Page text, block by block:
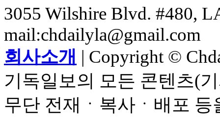
3055 Wilshire Blvd. #480,
mail:chdailyla@gmail.com
회사소개 | Copyright ©
기독일보의 모든 콘텐츠(
무단 전재ㆍ복사ㆍ배포 등